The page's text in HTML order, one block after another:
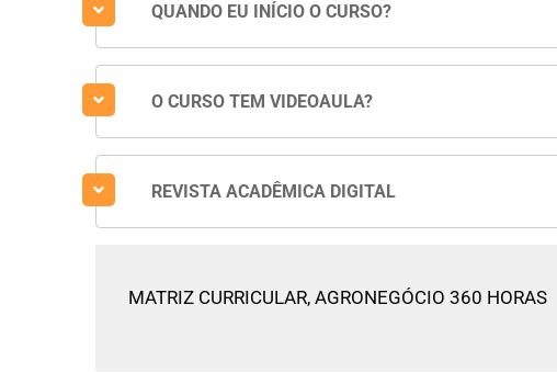
QUANDO EU INÍCIO O CURSO?
O CURSO TEM VIDEOAULA?
REVISTA ACADÊMICA DIGITAL
MATRIZ CURRICULAR, AGRONEGÓCIO 360 HORAS